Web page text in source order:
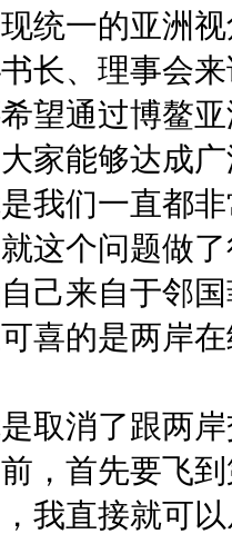
统一的亚洲
长、理事会
望通过博鳌
家能够达成
我们一直都
这个问题做
己来自于邻
喜的是两岸
取消了跟两
，首先要飞
我直接就可